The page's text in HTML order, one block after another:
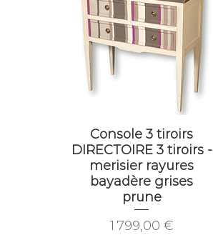
Console 3 tiroirs
DIRECTOIRE 3 tiroirs -
merisier rayures
bayadère grises
prune
Prix
1 799,00 €